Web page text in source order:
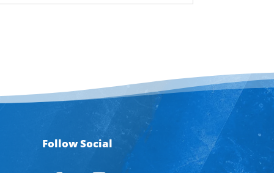
Follow Social